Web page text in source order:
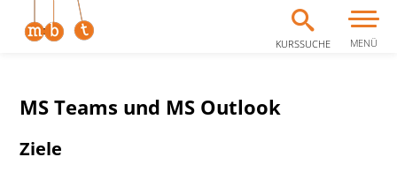
KURSSUCHE MENÜ
MS Teams und MS Outlook
Ziele